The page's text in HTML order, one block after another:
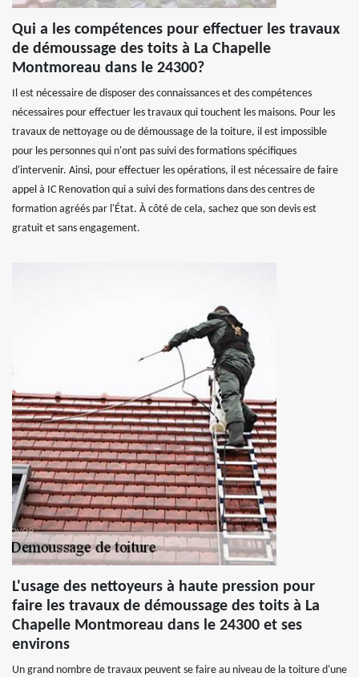
Qui a les compétences pour effectuer les travaux
de démoussage des toits à La Chapelle
Montmoreau dans le 24300?
Il est nécessaire de disposer des connaissances et des compétences
nécessaires pour effectuer les travaux qui touchent les maisons. Pour les
travaux de nettoyage ou de démoussage de la toiture, il est impossible
pour les personnes qui n'ont pas suivi des formations spécifiques
d'intervenir. Ainsi, pour effectuer les opérations, il est nécessaire de faire
appel à IC Renovation qui a suivi des formations dans des centres de
formation agréés par l'État. À côté de cela, sachez que son devis est
gratuit et sans engagement.
L'usage des nettoyeurs à haute pression pour
faire les travaux de démoussage des toits à La
Chapelle Montmoreau dans le 24300 et ses
environs
Un grand nombre de travaux peuvent se faire au niveau de la toiture d'une